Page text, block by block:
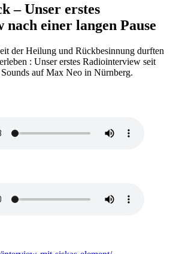
– Unser erstes
einer langen Pause
der Heilung und Rückbesinnung durften
: Unser erstes Radiointerview seit
auf Max Neo in Nürnberg.